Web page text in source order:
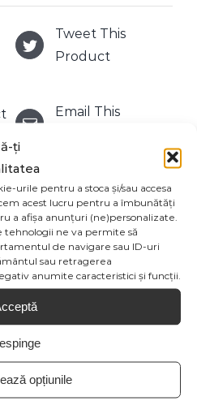
ți
urile pentru a stoca și/sau accesa
acest lucru pentru a îmbunătăți
a afișa anunțuri (ne)personalizate.
ne va permite să
de navigare sau ID-uri
sau retragerea
anumite caracteristici și funcții.
opțiunile
Tweet This
Product
Email This